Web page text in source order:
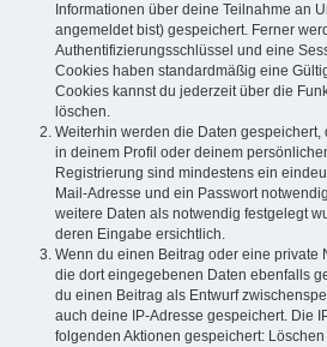
Informationen über deine Teilnahme an
angemeldet bist) gespeichert. Ferner
Authentifizierungsschlüssel und eine
Cookies haben standardmäßig eine
Cookies kannst du jederzeit über die
löschen.
Weiterhin werden die Daten
in deinem Profil oder deinem
Registrierung sind mindestens ein
Mail-Adresse und ein Passwort
weitere Daten als notwendig festgelegt
deren Eingabe ersichtlich.
Wenn du einen Beitrag oder eine private
die dort eingegebenen Daten ebenfalls
du einen Beitrag als Entwurf
auch deine IP-Adresse gespeichert. Die
folgenden Aktionen gespeichert: